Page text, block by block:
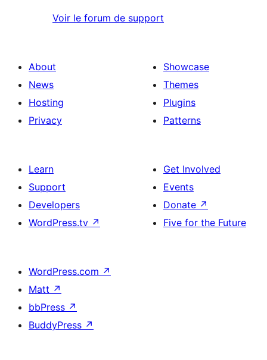
Voir le forum de support
About
News
Hosting
Privacy
Showcase
Themes
Plugins
Patterns
Learn
Support
Developers
WordPress.tv ↗
Get Involved
Events
Donate ↗
Five for the Future
WordPress.com ↗
Matt ↗
bbPress ↗
BuddyPress ↗